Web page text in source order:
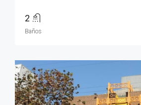
2
Baños